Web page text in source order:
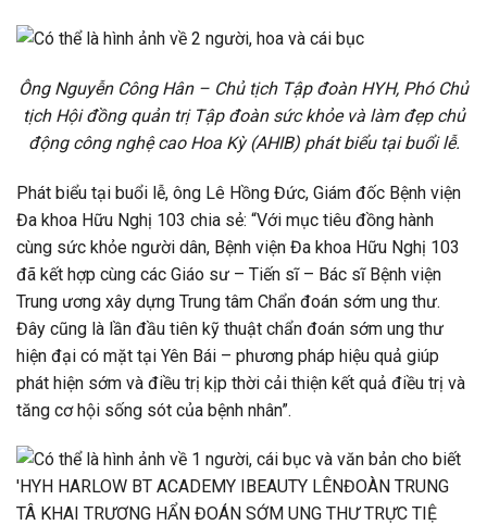
Ông Nguyễn Công Hân – Chủ tịch Tập đoàn HYH, Phó Chủ
tịch Hội đồng quản trị Tập đoàn sức khỏe và làm đẹp chủ
động công nghệ cao Hoa Kỳ (AHIB) phát biểu tại buổi lễ.
Phát biểu tại buổi lễ, ông Lê Hồng Đức, Giám đốc Bệnh viện
Đa khoa Hữu Nghị 103 chia sẻ: “Với mục tiêu đồng hành
cùng sức khỏe người dân, Bệnh viện Đa khoa Hữu Nghị 103
đã kết hợp cùng các Giáo sư – Tiến sĩ – Bác sĩ Bệnh viện
Trung ương xây dựng Trung tâm Chẩn đoán sớm ung thư.
Đây cũng là lần đầu tiên kỹ thuật chẩn đoán sớm ung thư
hiện đại có mặt tại Yên Bái – phương pháp hiệu quả giúp
phát hiện sớm và điều trị kịp thời cải thiện kết quả điều trị và
tăng cơ hội sống sót của bệnh nhân”.